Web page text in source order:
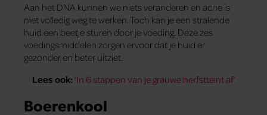
Aan het DNA kunnen we niets veranderen en acne is
niet volledig weg te werken. Toch kan je een stralende
huid een beetje sturen door je voeding. Deze zes
voedingsmiddelen zorgen ervoor dat je huid er
gezonder en beter uitziet.
Lees ook: ‘In 6 stappen van je grauwe herfstteint af’
Boerenkool